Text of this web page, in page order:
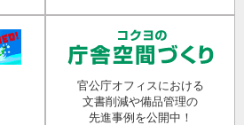
官公庁オフィスにおける
文書削減や備品管理の
先進事例を公開中！